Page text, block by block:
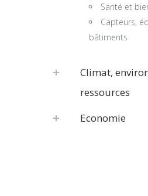
Santé et
Capteurs,
bâtiments
Climat,
ressources
Economie